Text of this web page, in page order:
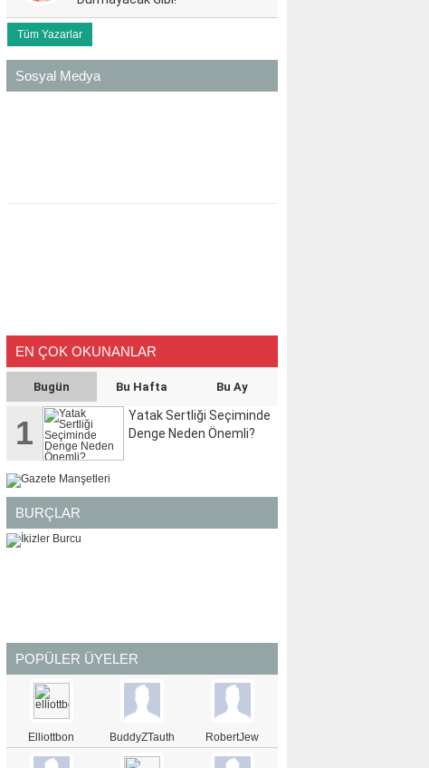
Tüm Yazarlar
Sosyal Medya
EN ÇOK OKUNANLAR
Bugün Bu Hafta Bu Ay
1
Yatak Sertliği Seçiminde
Denge Neden Önemli?
BURÇLAR
POPÜLER ÜYELER
Elliottbon BuddyZTauth RobertJew